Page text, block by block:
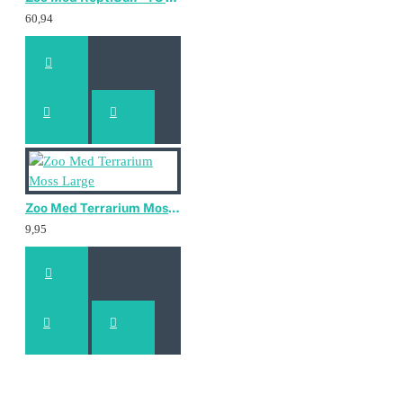
60,94
Zoo Med Terrarium Moss Large
9,95